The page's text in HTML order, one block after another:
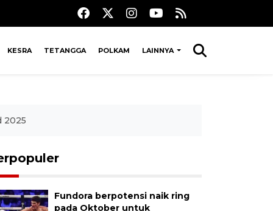
KESRA TETANGGA POLKAM LAINNYA
2025
Fundora berpotensi naik ring
pada Oktober untuk